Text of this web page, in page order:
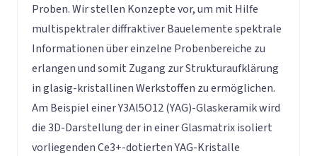
Proben. Wir stellen Konzepte vor, um mit Hilfe
multispektraler diffraktiver Bauelemente spektrale
Informationen über einzelne Probenbereiche zu
erlangen und somit Zugang zur Strukturaufklärung
in glasig-kristallinen Werkstoffen zu ermöglichen.
Am Beispiel einer Y3Al5O12 (YAG)-Glaskeramik wird
die 3D-Darstellung der in einer Glasmatrix isoliert
vorliegenden Ce3+-dotierten YAG-Kristalle